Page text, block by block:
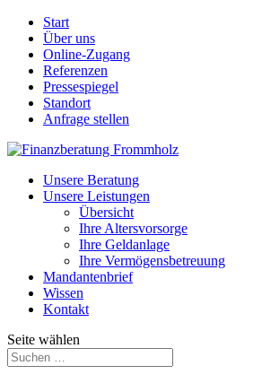
Start
Über uns
Online-Zugang
Referenzen
Pressespiegel
Standort
Anfrage stellen
Unsere Beratung
Unsere Leistungen
Übersicht
Ihre Altersvorsorge
Ihre Geldanlage
Ihre Vermögensbetreuung
Mandantenbrief
Wissen
Kontakt
Seite wählen